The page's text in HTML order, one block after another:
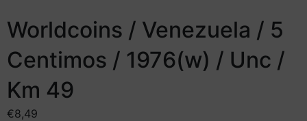
Worldcoins / Venezuela / 5
Centimos / 1976(w) / Unc /
Km 49
€8,49